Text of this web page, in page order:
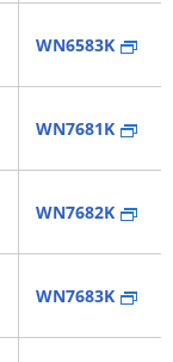
WN6583K
WN7681K
WN7682K
WN7683K